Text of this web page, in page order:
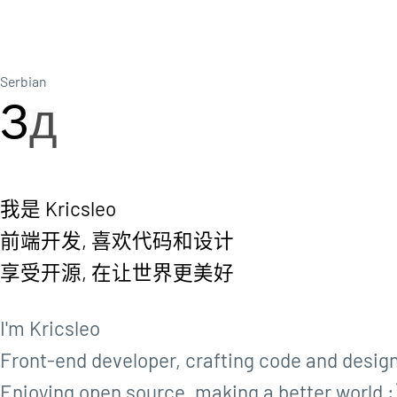
Serbian
Зд
我是 Kricsleo
前端开发, 喜欢代码和设计
享受开源, 在让世界更美好
I'm Kricsleo
Front-end developer, crafting code and
Enjoying open source, making a better world